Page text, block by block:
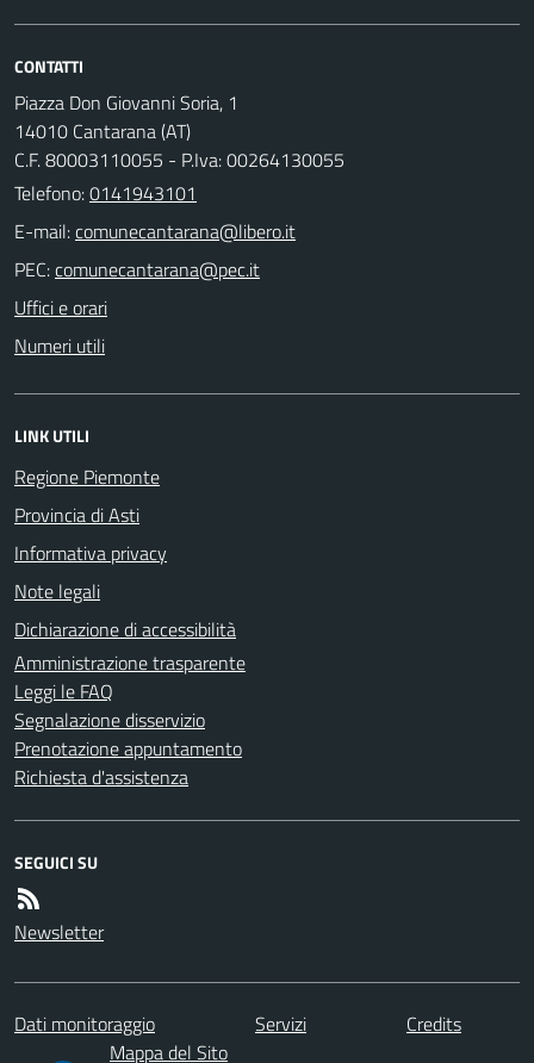
CONTATTI
Piazza Don Giovanni Soria, 1
14010 Cantarana (AT)
C.F. 80003110055 - P.Iva: 00264130055
Telefono:0141943101
E-mail:
PEC:
Uffici e orari
Numeri utili
LINK UTILI
Regione Piemonte
Provincia di Asti
Informativa privacy
Note legali
Dichiarazione di accessibilità
Amministrazione trasparente
Leggi le FAQ
Segnalazione disservizio
Prenotazione appuntamento
Richiesta d'assistenza
SEGUICI SU
Newsletter
Dati monitoraggio Servizi
Credits
Mappa del Sito